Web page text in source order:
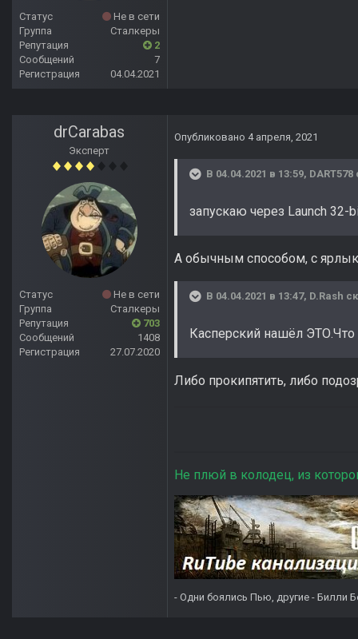
Статус
Не в сети
Группа
Сталкеры
Репутация
2
Сообщений
7
Регистрация
04.04.2021
drCarabas
Эксперт
Статус
Не в сети
Группа
Сталкеры
Репутация
703
Сообщений
1408
Регистрация
27.07.2020
Опубликовано 4 апреля, 2021
В 04.04.2021 в 13:59, DART578
запускаю через Launch 32-
А обычным способом, с
В 04.04.2021 в 13:47, D.Rash
Касперский нашёл
Либо прокипятить, либо
Не плюй в колодец, из
- Одни боялись Пью, другие - Билли